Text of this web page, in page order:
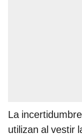
La
utilizan al vestir